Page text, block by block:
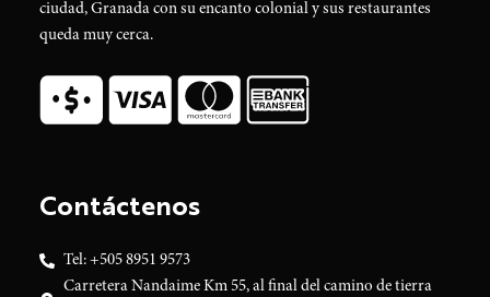
ciudad, Granada con su encanto colonial y sus restaurantes
queda muy cerca.
Contáctenos
Tel: +505 8951 9573
Carretera Nandaime Km 55, al final del camino de tierra